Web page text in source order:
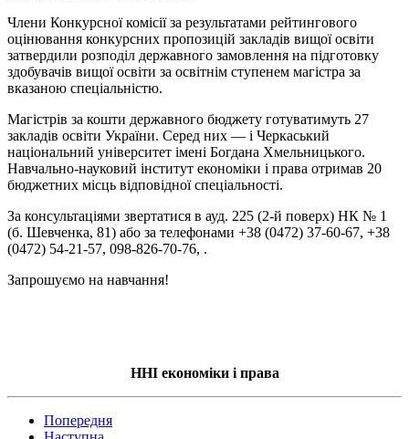
Члени Конкурсної комісії за результатами рейтингового
оцінювання конкурсних пропозицій закладів вищої освіти
затвердили розподіл державного замовлення на підготовку
здобувачів вищої освіти за освітнім ступенем магістра за
вказаною спеціальністю.
Магістрів за кошти державного бюджету готуватимуть 27
закладів освіти України. Серед них — і Черкаський
національний університет імені Богдана Хмельницького.
Навчально-науковий інститут економіки і права отримав 20
бюджетних місць відповідної спеціальності.
За консультаціями звертатися в ауд. 225 (2-й поверх) НК № 1
(б. Шевченка, 81) або за телефонами +38 (0472) 37-60-67, +38
(0472) 54-21-57, 098-826-70-76, .
Запрошуємо на навчання!
ННІ економіки і права
Попередня